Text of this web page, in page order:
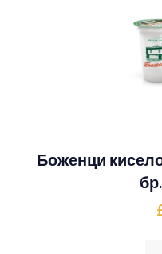
Боженци